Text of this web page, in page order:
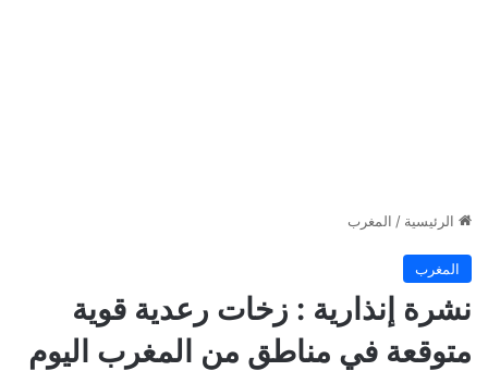
الرئيسية / المغرب
المغرب
نشرة إنذارية : زخات رعدية قوية
متوقعة في مناطق من المغرب اليوم